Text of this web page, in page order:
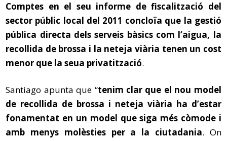
Comptes en el seu informe de fiscalització del
sector públic local del 2011 concloïa que la gestió
pública directa dels serveis bàsics com l’aigua, la
recollida de brossa i la neteja viària tenen un cost
menor que la seua privatització.
Santiago apunta que “tenim clar que el nou model
de recollida de brossa i neteja viària ha d’estar
fonamentat en un model que siga més còmode i
amb menys molèsties per a la ciutadania. On